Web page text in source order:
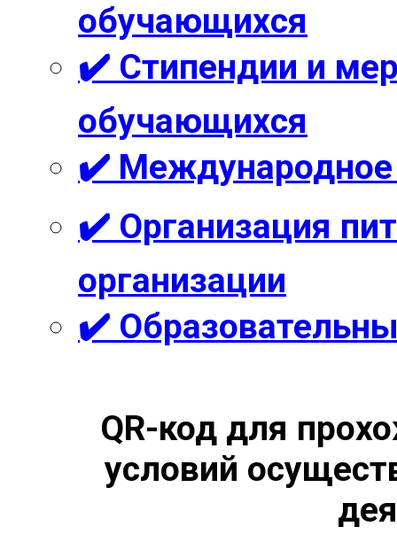
обучающихся
✔️ Стипендии и
обучающихся
✔️ Международное
✔️ Организация
организации
✔️
QR-код для
условий